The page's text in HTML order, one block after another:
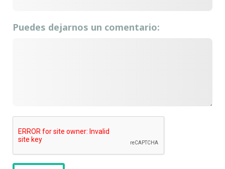
Puedes dejarnos un comentario: